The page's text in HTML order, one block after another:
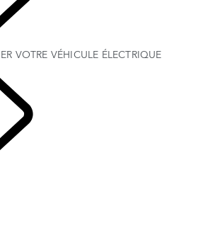
VOTRE VÉHICULE ÉLECTRIQUE